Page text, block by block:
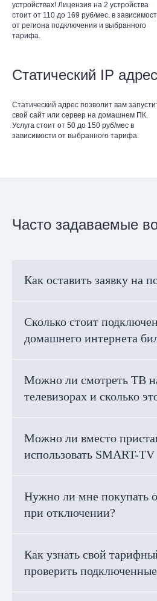
устройствах! Лицензия на 2 устройства
стоит от 110 до 169 руб/мес. в
от региона подключения и выбранного
тарифа.
Статический IP адрес
Статический адрес позволит вам
свой сайт или сервер на домашнем ПК.
Услуга стоит от 50 до 150 руб/мес в
зависимости от выбранного тарифа.
Часто задаваемые
Как оставить заявку на
Сколько стоит
домашнего интернета
Можно ли смотреть ТВ
телевизорах и сколько
Можно ли вместо
использовать SMART-TV
Нужно ли мне покупать
при отключении?
Как узнать свой
проверить